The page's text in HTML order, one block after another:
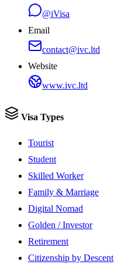
@iVisa
Email
contact@ivc.ltd
Website
www.ivc.ltd
Visa Types
Tourist
Student
Skilled Worker
Family & Marriage
Digital Nomad
Golden / Investor
Retirement
Citizenship by Descent